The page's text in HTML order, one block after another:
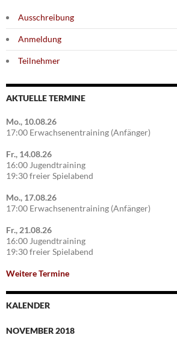
Ausschreibung
Anmeldung
Teilnehmer
AKTUELLE TERMINE
Mo., 10.08.26
17:00 Erwachsenentraining (Anfänger)
Fr., 14.08.26
16:00 Jugendtraining
19:30 freier Spielabend
Mo., 17.08.26
17:00 Erwachsenentraining (Anfänger)
Fr., 21.08.26
16:00 Jugendtraining
19:30 freier Spielabend
Weitere Termine
KALENDER
NOVEMBER 2018